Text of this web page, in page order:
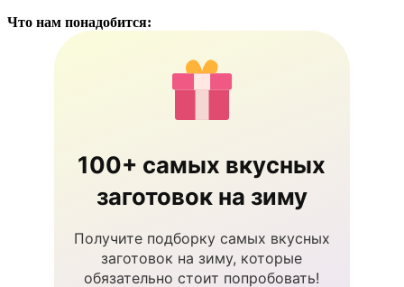
Что нам понадобится:
100+ самых вкусных
заготовок на зиму
Получите подборку самых вкусных
заготовок на зиму, которые
обязательно стоит попробовать!